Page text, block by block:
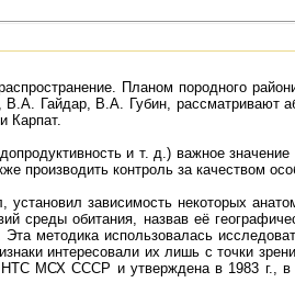
Планом породного
Гайдар, В.А. Губин, рассматривают
Карпат.
и т. д.) важное
производить контроль за качеством
зависимость некоторых
среды обитания, назвав её
методика использовалась
интересовали их лишь с точки
НТС МСХ СССР и утверждена в 1983 г., в